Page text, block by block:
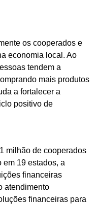
os cooperados e
economia local. Ao
tendem a
mais produtos
a fortalecer a
positivo de
milhão de cooperados
19 estados, a
financeiras
atendimento
financeiras para